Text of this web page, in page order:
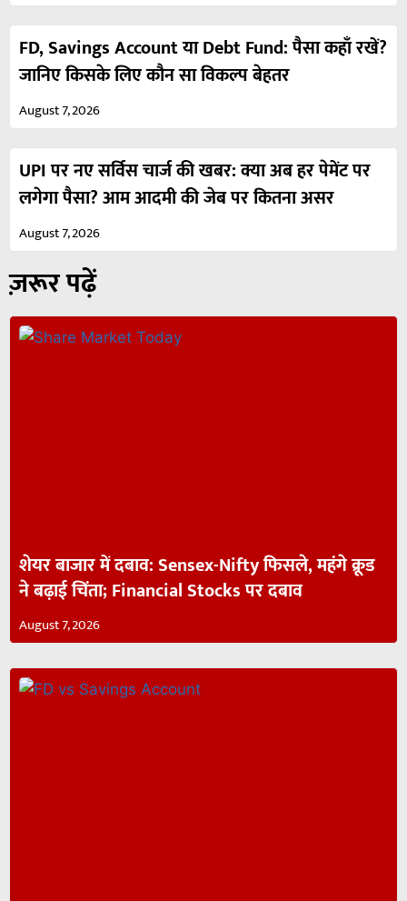
FD, Savings Account या Debt Fund: पैसा कहाँ रखें?
जानिए किसके लिए कौन सा विकल्प बेहतर
August 7, 2026
UPI पर नए सर्विस चार्ज की खबर: क्या अब हर पेमेंट पर
लगेगा पैसा? आम आदमी की जेब पर कितना असर
August 7, 2026
ज़रूर पढ़ें
शेयर बाजार में दबाव: Sensex-Nifty फिसले, महंगे क्रूड
ने बढ़ाई चिंता; Financial Stocks पर दबाव
August 7, 2026